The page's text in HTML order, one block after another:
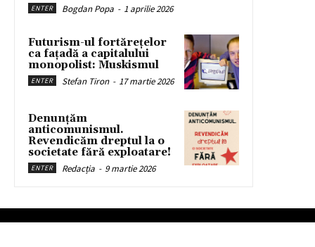
ENTER Bogdan Popa - 1 aprilie 2026
Futurism-ul fortărețelor
ca fațadă a capitalului
monopolist: Muskismul
ENTER Stefan Tiron - 17 martie 2026
Denunțăm
anticomunismul.
Revendicăm dreptul la o
societate fără exploatare!
ENTER Redacția - 9 martie 2026